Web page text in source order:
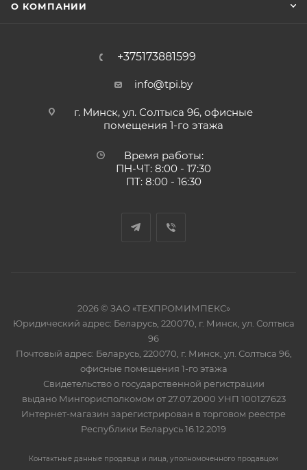
О КОМПАНИИ
+375173881599
info@tpi.by
г. Минск, ул. Солтыса 96, офисные
помещения 1-го этажа
Время работы:
ПН-ЧТ: 8:00 - 17:30
ПТ: 8:00 - 16:30
2026 © ЗАО «ТЕХПРОМИМПЕКС»
Юридический адрес: Беларусь, 220070, г. Минск, ул. Солтыса
96
Почтовый адрес: Беларусь, 220070, г. Минск, ул. Солтыса 96,
офисные помещения 1-го этажа
Свидетельство о государственной регистрации
выдано Мингорисполкомом от 27.07.2000 УНП 100127623
Интернет-магазин зарегистрирован в торговом реестре
Республики Беларусь 16.12.2019
Контактные данные продавца и лица, уполномоченного продавцом